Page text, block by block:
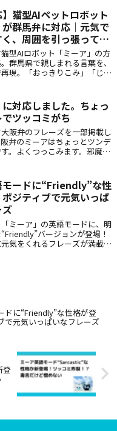
】猫型AIペットロボット
が群馬弁に対応｜元気で
、周囲を引っ張ってい
だんべ。
型AIロボット「ミーア」の方
群馬県で親しまれる言葉を、
現。「おっきりこみ」「じゃ
のコンテンツです。
に対応しました。ちょっ
ツッコミがち
阪弁のフレーズを一部掲載し
弁のミーアはちょっとツンデ
。よくつっこみます。邪魔す
んから。えー加減にして。さら
ツ出しといて
モードに“Friendly”な性
ジティブで元気いっぱ
ミーア」の英語モードに、明
バージョンが登場！
気をくれるフレーズが満載。
ドに“Friendly”な性格が登
で元気いっぱいなフレーズ
登